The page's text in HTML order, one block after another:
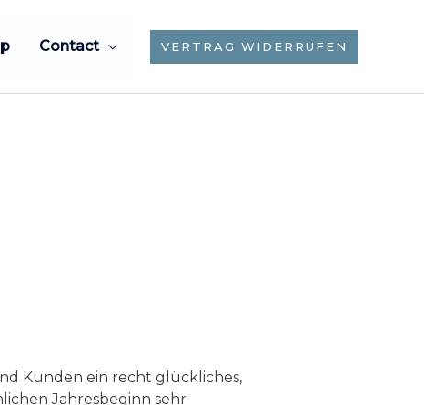
Contact VERTRAG WIDERRUFEN
Kunden ein recht glückliches,
Jahresbeginn sehr